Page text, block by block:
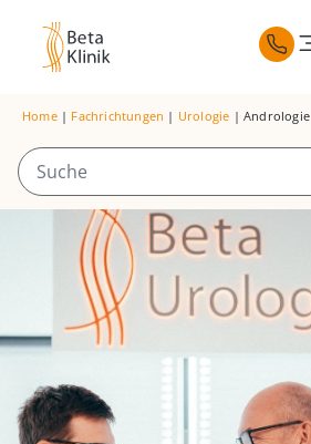
Home| Fachrichtungen | Urologie |Andrologie